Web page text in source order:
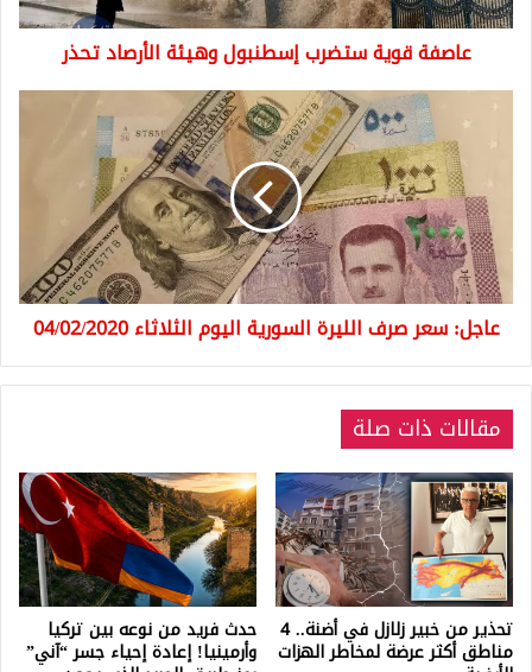
عاصفة قوية ستضرب إسطنبول وهيئة الأرصاد تحذر
السورية
اليوم
الثلاثاء
04/02/2020
عاجل: سعر صرف الليرة السورية اليوم الثلاثاء 04/02/2020
مقالات ذات صلة
تحذير من خبير زلازل في أضنة.. 4
مناطق أكثر عرضة لمخاطر الهزات
حدث فريد من نوعه بين تركيا
وأرمينيا! إعادة إحياء جسر “آني”